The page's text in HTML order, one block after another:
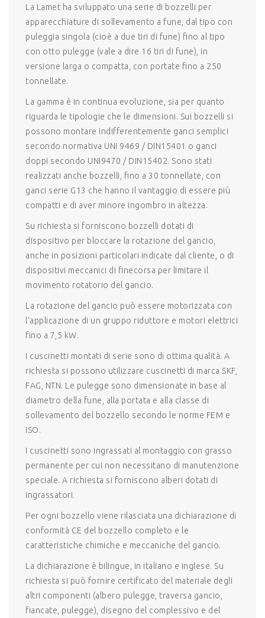
La Lamet ha sviluppato una serie di bozzelli per
apparecchiature di sollevamento a fune, dal tipo con
puleggia singola (cioè a due tiri di fune) fino al tipo
con otto pulegge (vale a dire 16 tiri di fune), in
versione larga o compatta, con portate fino a 250
tonnellate.
La gamma è in continua evoluzione, sia per quanto
riguarda le tipologie che le dimensioni. Sui bozzelli si
possono montare indifferentemente ganci semplici
secondo normativa UNI 9469 / DIN15401 o ganci
doppi secondo UNI9470 / DIN15402. Sono stati
realizzati anche bozzelli, fino a 30 tonnellate, con
ganci serie G13 che hanno il vantaggio di essere più
compatti e di aver minore ingombro in altezza.
Su richiesta si forniscono bozzelli dotati di
dispositivo per bloccare la rotazione del gancio,
anche in posizioni particolari indicate dal cliente, o di
dispositivi meccanici di finecorsa per limitare il
movimento rotatorio del gancio.
La rotazione del gancio può essere motorizzata con
l’applicazione di un gruppo riduttore e motori elettrici
fino a 7,5 kW.
I cuscinetti montati di serie sono di ottima qualità. A
richiesta si possono utilizzare cuscinetti di marca SKF,
FAG, NTN. Le pulegge sono dimensionate in base al
diametro della fune, alla portata e alla classe di
sollevamento del bozzello secondo le norme FEM e
ISO.
I cuscinetti sono ingrassati al montaggio con grasso
permanente per cui non necessitano di manutenzione
speciale. A richiesta si forniscono alberi dotati di
ingrassatori.
Per ogni bozzello viene rilasciata una dichiarazione di
conformità CE del bozzello completo e le
caratteristiche chimiche e meccaniche del gancio.
La dichiarazione è bilingue, in italiano e inglese. Su
richiesta si può fornire certificato del materiale degli
altri componenti (albero pulegge, traversa gancio,
fiancate, pulegge), disegno del complessivo e del